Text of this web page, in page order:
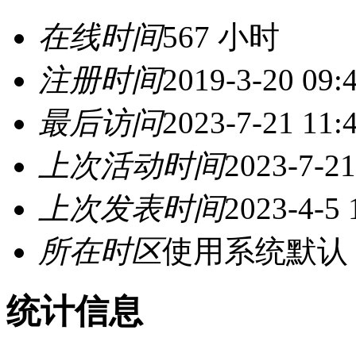
在线时间567 小时
注册时间2019-3-20
最后访问2023-7-21
上次活动时间2023-7-
上次发表时间2023-4-5
所在时区使用系统默认
统计信息